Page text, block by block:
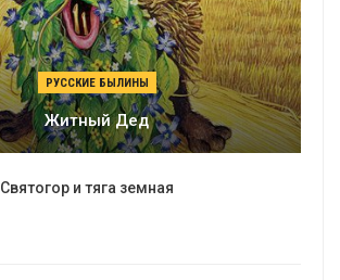
РУССКИЕ БЫЛИНЫ
Житный Дед
Святогор и тяга земная